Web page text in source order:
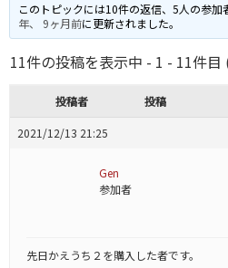
このトピックには10件の返信、5人の参加
年、 9ヶ月前に更新されました。
11件の投稿を表示中 - 1 - 11件目
投稿者 投稿
2021/12/13 21:25
Gen
参加者
先日かえうち２を購入した者です。